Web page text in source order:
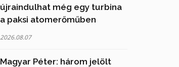
újraindulhat még egy turbina
a paksi atomerőműben
2026.08.07
Magyar Péter: három jelölt